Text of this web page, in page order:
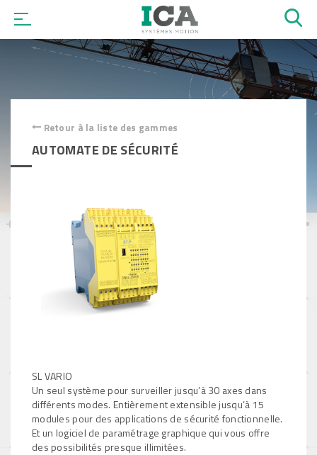
OK
Retour à la liste des gammes
AUTOMATE DE SÉCURITÉ
SL VARIO
Un seul système pour surveiller jusqu’à 30 axes dans
différents modes. Entièrement extensible jusqu’à 15
modules pour des applications de sécurité fonctionnelle.
Et un logiciel de paramétrage graphique qui vous offre
des possibilités presque illimitées.